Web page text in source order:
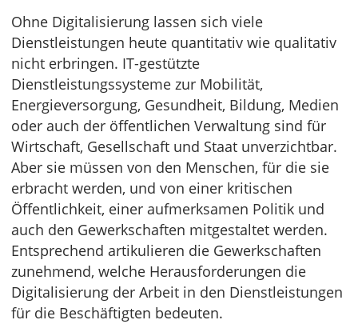
Ohne Digitalisierung lassen sich viele
Dienstleistungen heute quantitativ wie qualitativ
nicht erbringen. IT-gestützte
Dienstleistungssysteme zur Mobilität,
Energieversorgung, Gesundheit, Bildung, Medien
oder auch der öffentlichen Verwaltung sind für
Wirtschaft, Gesellschaft und Staat unverzichtbar.
Aber sie müssen von den Menschen, für die sie
erbracht werden, und von einer kritischen
Öffentlichkeit, einer aufmerksamen Politik und
auch den Gewerkschaften mitgestaltet werden.
Entsprechend artikulieren die Gewerkschaften
zunehmend, welche Herausforderungen die
Digitalisierung der Arbeit in den Dienstleistungen
für die Beschäftigten bedeuten.